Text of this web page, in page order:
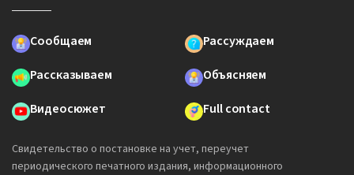
Сообщаем
Рассуждаем
Рассказываем
Объясняем
Видеосюжет
Full contact
Свидетельство о постановке на учет, переучет
периодического печатного издания, информационного